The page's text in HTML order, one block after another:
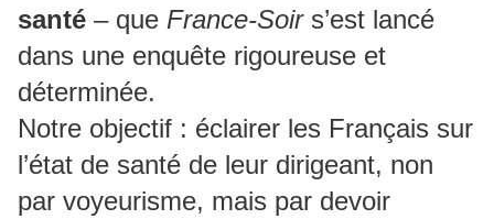
santé – que France-Soir s’est lancé
dans une enquête rigoureuse et
déterminée.
Notre objectif : éclairer les Français sur
l’état de santé de leur dirigeant, non
par voyeurisme, mais par devoir